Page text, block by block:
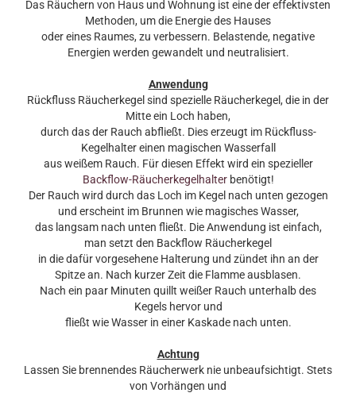
Das Räuchern von Haus und Wohnung ist eine der effektivsten
Methoden, um die Energie des Hauses
oder eines Raumes, zu verbessern. Belastende, negative
Energien werden gewandelt und neutralisiert.
Anwendung
Rückfluss Räucherkegel sind spezielle Räucherkegel, die in der
Mitte ein Loch haben,
durch das der Rauch abfließt. Dies erzeugt im Rückfluss-
Kegelhalter einen magischen Wasserfall
aus weißem Rauch. Für diesen Effekt wird ein spezieller
Backflow-Räucherkegelhalterbenötigt!
Der Rauch wird durch das Loch im Kegel nach unten gezogen
und erscheint im Brunnen wie magisches Wasser,
das langsam nach unten fließt. Die Anwendung ist einfach,
man setzt den Backflow Räucherkegel
in die dafür vorgesehene Halterung und zündet ihn an der
Spitze an. Nach kurzer Zeit die Flamme ausblasen.
Nach ein paar Minuten quillt weißer Rauch unterhalb des
Kegels hervor und
fließt wie Wasser in einer Kaskade nach unten.
Achtung
Lassen Sie brennendes Räucherwerk nie unbeaufsichtigt. Stets
von Vorhängen und